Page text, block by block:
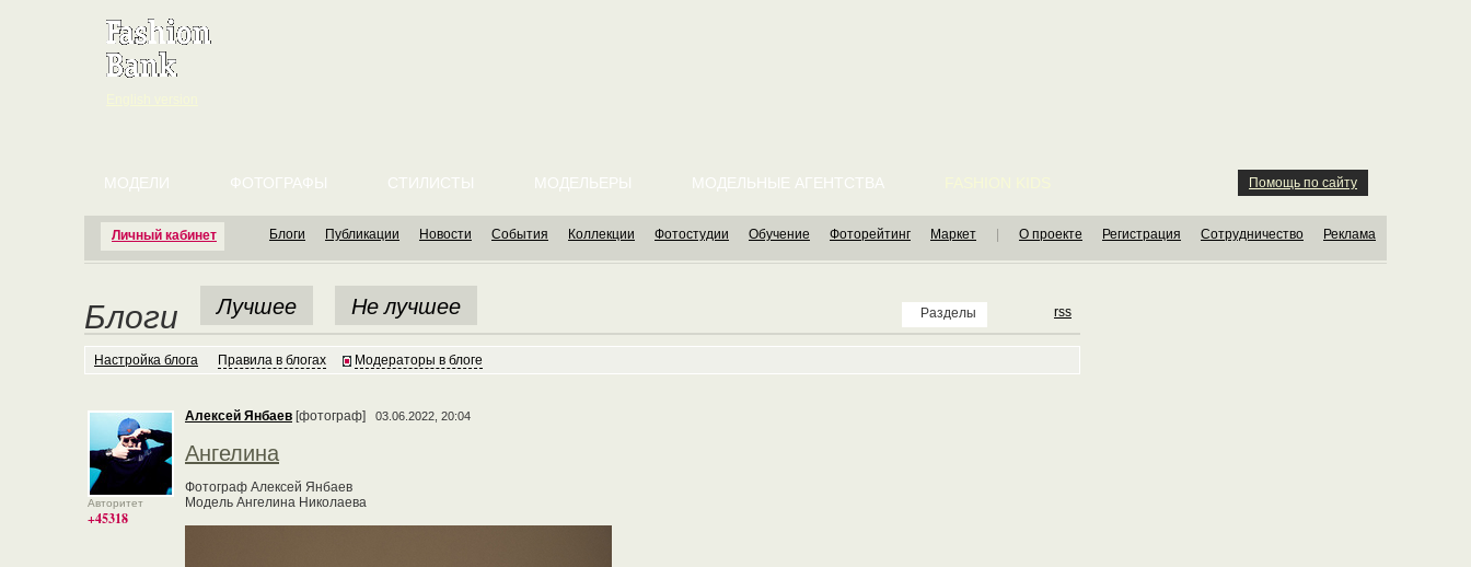
Личный кабинет
МОДЕЛИ ФОТОГРАФЫ СТИЛИСТЫ МОДЕЛЬЕРЫ МОДЕЛЬНЫЕ АГЕНТСТВА Помощь по сайту
Блоги Публикации Новости События Коллекции Фотостудии Обучение Фоторейтинг Маркет О проекте Регистрация Сотрудничество Реклама
Разделы rss
Блоги Лучшее Не лучшее
Настройка блога Правила в блогах Модераторы в блоге
Авторитет
+45318
Алексей Янбаев [фотограф] 03.06.2022, 20:04
Ангелина
Фотограф Алексей Янбаев
Модель Ангелина Николаева